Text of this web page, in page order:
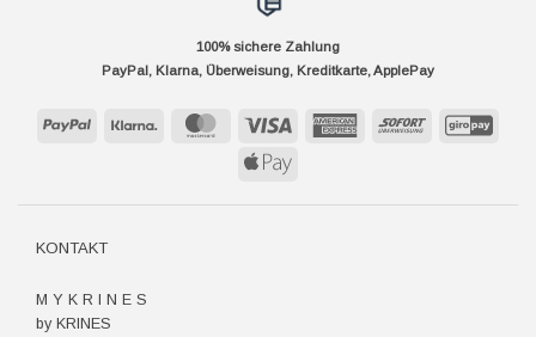
100% sichere Zahlung
PayPal, Klarna, Überweisung, Kreditkarte, ApplePay
PayPal Klarna MasterCard Visa
AmericanSofort
Apple
KONTAKT
M Y K R I N E S
by KRINES